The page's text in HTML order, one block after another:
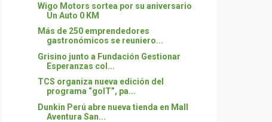
Wigo Motors sortea por su aniversario
Un Auto 0 KM
Más de 250 emprendedores
gastronómicos se reuniero...
Grisino junto a Fundación Gestionar
Esperanzas col...
TCS organiza nueva edición del
programa “goIT”, pa...
Dunkin Perú abre nueva tienda en Mall
Aventura San...